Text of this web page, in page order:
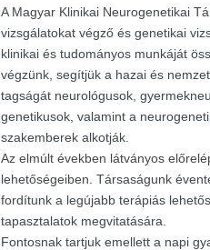
A Magyar Klinikai Neurogenetikai
vizsgálatokat végző és genetikai
klinikai és tudományos munkáját
végzünk, segítjük a hazai és
tagságát neurológusok,
genetikusok, valamint a
szakemberek alkotják.
Az elmúlt években látványos
lehetőségeiben. Társaságunk
fordítunk a legújabb terápiás
tapasztalatok megvitatására.
Fontosnak tartjuk emellett a napi